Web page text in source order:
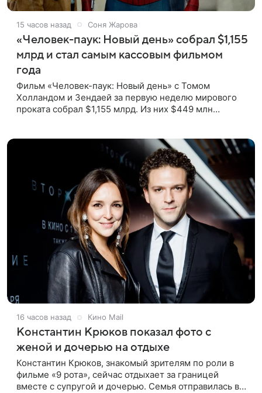
15 часов назад Соня Жарова
«Человек-паук: Новый день» собрал $1,155
млрд и стал самым кассовым фильмом
года
Фильм «Человек-паук: Новый день» с Томом
Холландом и Зендаей за первую неделю мирового
проката собрал $1,155 млрд. Из них $449 млн
16 часов назад Кино Mail
Константин Крюков показал фото с
женой и дочерью на отдыхе
Константин Крюков, знакомый зрителям по роли в
фильме «9 рота», сейчас отдыхает за границей
вместе с супругой и дочерью. Семья отправилась в